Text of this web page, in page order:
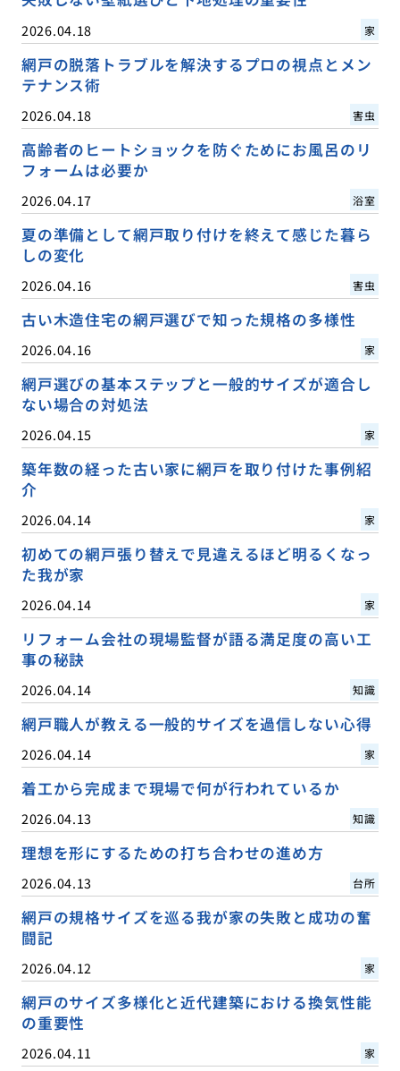
2026.04.18 家
網戸の脱落トラブルを解決するプロの視点とメン
テナンス術
2026.04.18 害虫
高齢者のヒートショックを防ぐためにお風呂のリ
フォームは必要か
2026.04.17 浴室
夏の準備として網戸取り付けを終えて感じた暮ら
しの変化
2026.04.16 害虫
古い木造住宅の網戸選びで知った規格の多様性
2026.04.16 家
網戸選びの基本ステップと一般的サイズが適合し
ない場合の対処法
2026.04.15 家
築年数の経った古い家に網戸を取り付けた事例紹
介
2026.04.14 家
初めての網戸張り替えで見違えるほど明るくなっ
た我が家
2026.04.14 家
リフォーム会社の現場監督が語る満足度の高い工
事の秘訣
2026.04.14 知識
網戸職人が教える一般的サイズを過信しない心得
2026.04.14 家
着工から完成まで現場で何が行われているか
2026.04.13 知識
理想を形にするための打ち合わせの進め方
2026.04.13 台所
網戸の規格サイズを巡る我が家の失敗と成功の奮
闘記
2026.04.12 家
網戸のサイズ多様化と近代建築における換気性能
の重要性
2026.04.11 家